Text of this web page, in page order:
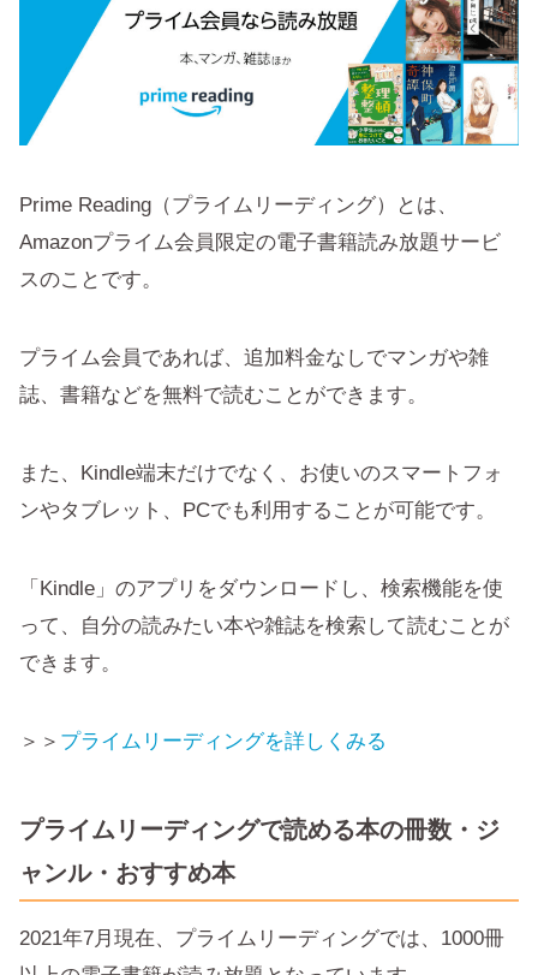
Prime Reading（プライムリーディング）とは、
Amazonプライム会員限定の電子書籍読み放題サービ
スのことです。
プライム会員であれば、追加料金なしでマンガや雑
誌、書籍などを無料で読むことができます。
また、Kindle端末だけでなく、お使いのスマートフォ
ンやタブレット、PCでも利用することが可能です。
「Kindle」のアプリをダウンロードし、検索機能を使
って、自分の読みたい本や雑誌を検索して読むことが
できます。
＞＞ プライムリーディングを詳しくみる
プライムリーディングで読める本の冊数・ジ
ャンル・おすすめ本
2021年7月現在、プライムリーディングでは、1000冊